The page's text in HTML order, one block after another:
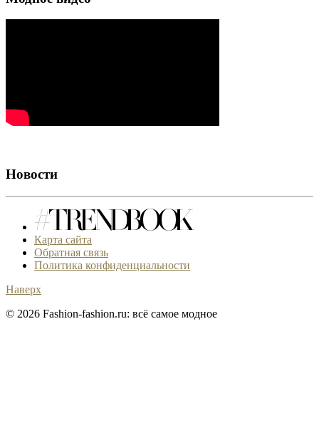
Новости
Карта сайта
Обратная связь
Политика конфиденциальности
Наверх
© 2026 Fashion-fashion.ru: всё самое модное